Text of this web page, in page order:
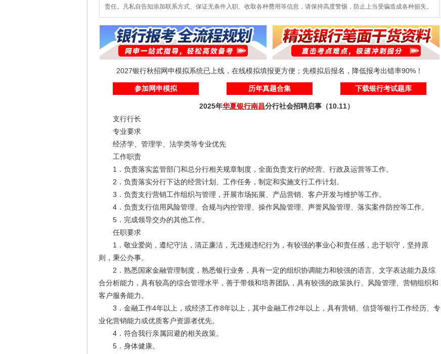
责任。凡私自告知添加联系方式、保证无条件入职、收取各种费用等信息，请保持高度警惕，防止上当受骗造成各种损失。
2027银行秋招网申模拟系统已上线，在线模拟填报更方便；先模拟后报名，降低报考出错率90%！
参加网申模拟 历年真题合集 下载银行考试题库
2025年华夏银行南昌分行社会招聘启事（10.11）
支行行长
专业要求
经济学、管理学、法学类等专业优先
工作职责
1．负责落实监管部门和总分行相关规章制度，全面负责支行的经营、行政及运营等工作。
2．负责落实分行下达的经营计划、工作任务，制定和实施支行工作计划。
3．负责支行营销工作组织与管理，开展市场拓展、产品营销、客户开发与维护等工作。
4．负责支行信用风险管理、合规与内控管理、操作风险管理、声誉风险管理、落实案件防控等工作。
5．完成领导交办的其他工作。
任职要求
1．敬业爱岗，遵纪守法，清正廉洁，无违规违纪行为，有较强的事业心和责任感，忠于职守，坚持原
则，秉公办事。
2．熟悉国家金融管理制度，熟悉银行业务，具有一定的组织协调能力和较强的语言、文字表达能力及综
合分析能力，具有较高的综合管理水平，善于带领和培养团队，具有较强的政策执行、风险管理、营销组织和
客户服务能力。
3．金融工作4年以上，或经济工作8年以上，其中金融工作2年以上，具有营销、信贷等银行工作经历、专
业化营销能力或优质客户资源者优先。
4．符合我行亲属回避的相关政策。
5．身体健康。